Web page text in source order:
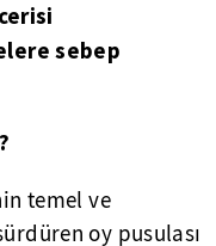
sebep
temel ve
oy pusulası